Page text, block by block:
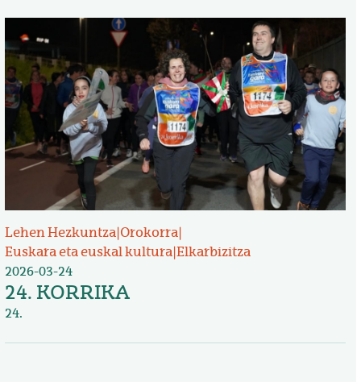
Lehen Hezkuntza|Orokorra|
Euskara eta euskal kultura|Elkarbizitza
2026-03-24
24. KORRIKA
24.